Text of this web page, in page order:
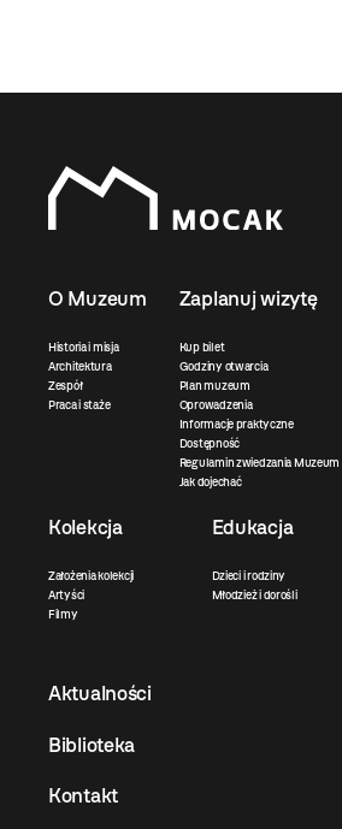
O Muzeum
Historia i misja
Architektura
Zespół
Praca i staże
Zaplanuj wizytę
Kup bilet
Godziny otwarcia
Plan muzeum
Oprowadzenia
Informacje praktyczne
Dostępność
Regulamin zwiedzania Muzeum
Jak dojechać
Kolekcja
Założenia kolekcji
Artyści
Filmy
Edukacja
Dzieci i rodziny
Młodzież i dorośli
Aktualności
Biblioteka
Kontakt